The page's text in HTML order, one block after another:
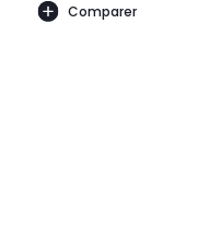
Comparer